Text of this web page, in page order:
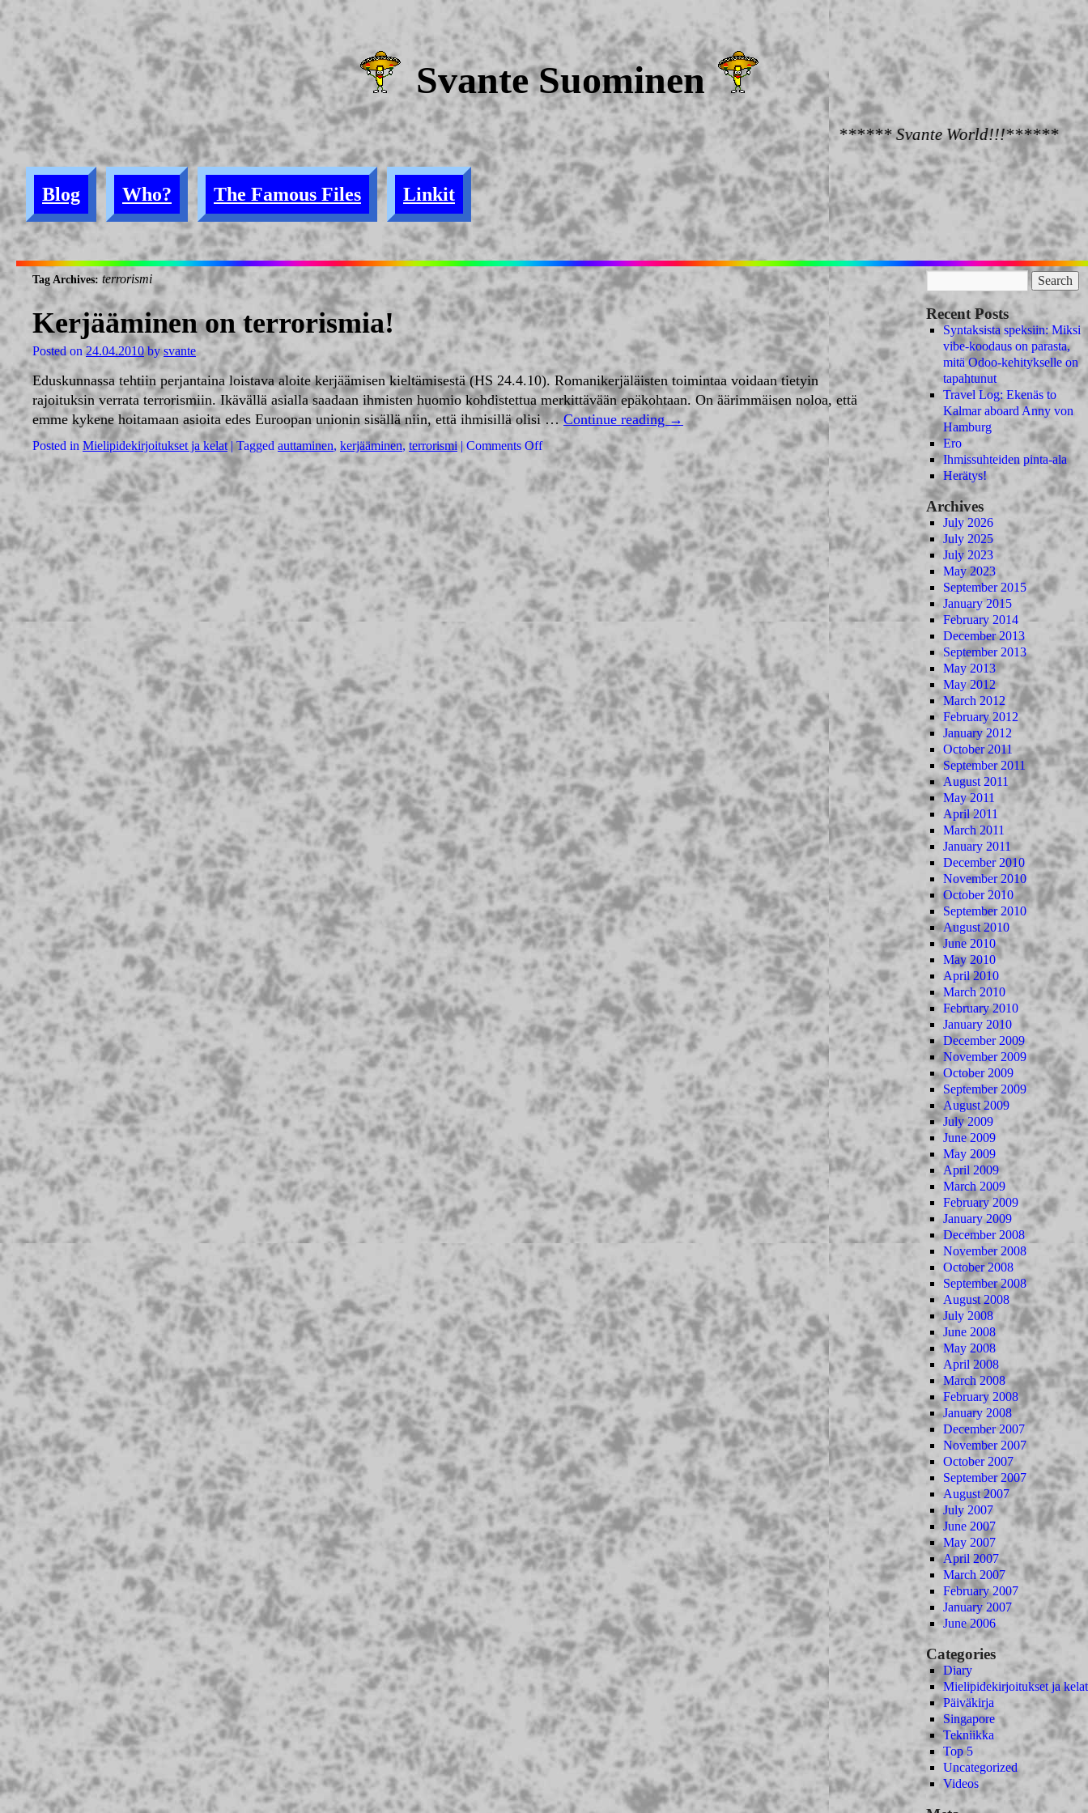
Svante Suominen
****** Svante World!!!******
Blog Who? The Famous Files Linkit
Tag Archives: terrorismi
Kerjääminen on terrorismia!
Posted on 24.04.2010 by svante
Eduskunnassa tehtiin perjantaina loistava aloite kerjäämisen kieltämisestä (HS 24.4.10). Romanikerjäläisten toimintaa voidaan tietyin
rajoituksin verrata terrorismiin. Ikävällä asialla saadaan ihmisten huomio kohdistettua merkittävään epäkohtaan. On äärimmäisen noloa, että
emme kykene hoitamaan asioita edes Euroopan unionin sisällä niin, että ihmisillä olisi …Continue reading →
Posted in Mielipidekirjoitukset ja kelat | Tagged auttaminen, kerjääminen, terrorismi | Comments Off
Recent Posts
Syntaksista speksiin: Miksi
vibe-koodaus on parasta,
mitä Odoo-kehitykselle on
tapahtunut
Travel Log: Ekenäs to
Kalmar aboard Anny von
Hamburg
Ero
Ihmissuhteiden pinta-ala
Herätys!
Archives
July 2026
July 2025
July 2023
May 2023
September 2015
January 2015
February 2014
December 2013
September 2013
May 2013
May 2012
March 2012
February 2012
January 2012
October 2011
September 2011
August 2011
May 2011
April 2011
March 2011
January 2011
December 2010
November 2010
October 2010
September 2010
August 2010
June 2010
May 2010
April 2010
March 2010
February 2010
January 2010
December 2009
November 2009
October 2009
September 2009
August 2009
July 2009
June 2009
May 2009
April 2009
March 2009
February 2009
January 2009
December 2008
November 2008
October 2008
September 2008
August 2008
July 2008
June 2008
May 2008
April 2008
March 2008
February 2008
January 2008
December 2007
November 2007
October 2007
September 2007
August 2007
July 2007
June 2007
May 2007
April 2007
March 2007
February 2007
January 2007
June 2006
Categories
Diary
Mielipidekirjoitukset ja kelat
Päiväkirja
Singapore
Tekniikka
Top 5
Uncategorized
Videos